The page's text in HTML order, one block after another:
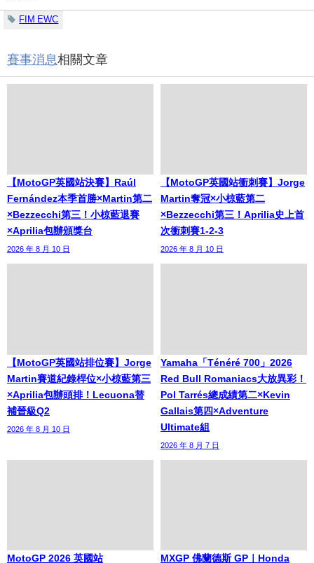
FIM EWC
賽事消息相關文章
【MotoGP英國站決賽】Raúl
Fernández本季首勝×Martin第二
×Bezzecchi第三！小椋藍退賽
×Aprilia包辦頒獎台
2026 年 8 月 10 日
【MotoGP英國站衝刺賽】Jorge
Martin奪冠×小椋藍第二
×Bezzecchi第三！Aprilia史上首
次衝刺賽1-2-3
2026 年 8 月 10 日
【MotoGP英國站排位賽】Jorge
Martin賽道紀錄桿位×小椋藍第三
×Aprilia包辦頭排！Lecuona替
補晉級Q2
2026 年 8 月 10 日
Yamaha「Ténéré 700」2026
Red Bull Romaniacs大放異彩！
Pol Tarrés總成績第二×Kevin
Gallais第四×Adventure
Ultimate組
2026 年 8 月 7 日
MotoGP 2026 英國站 MXGP 佛蘭德斯 GP｜Honda